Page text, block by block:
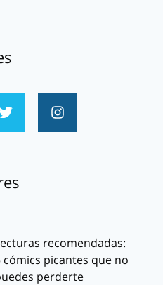
recomendadas:
cómics picantes que no
perderte